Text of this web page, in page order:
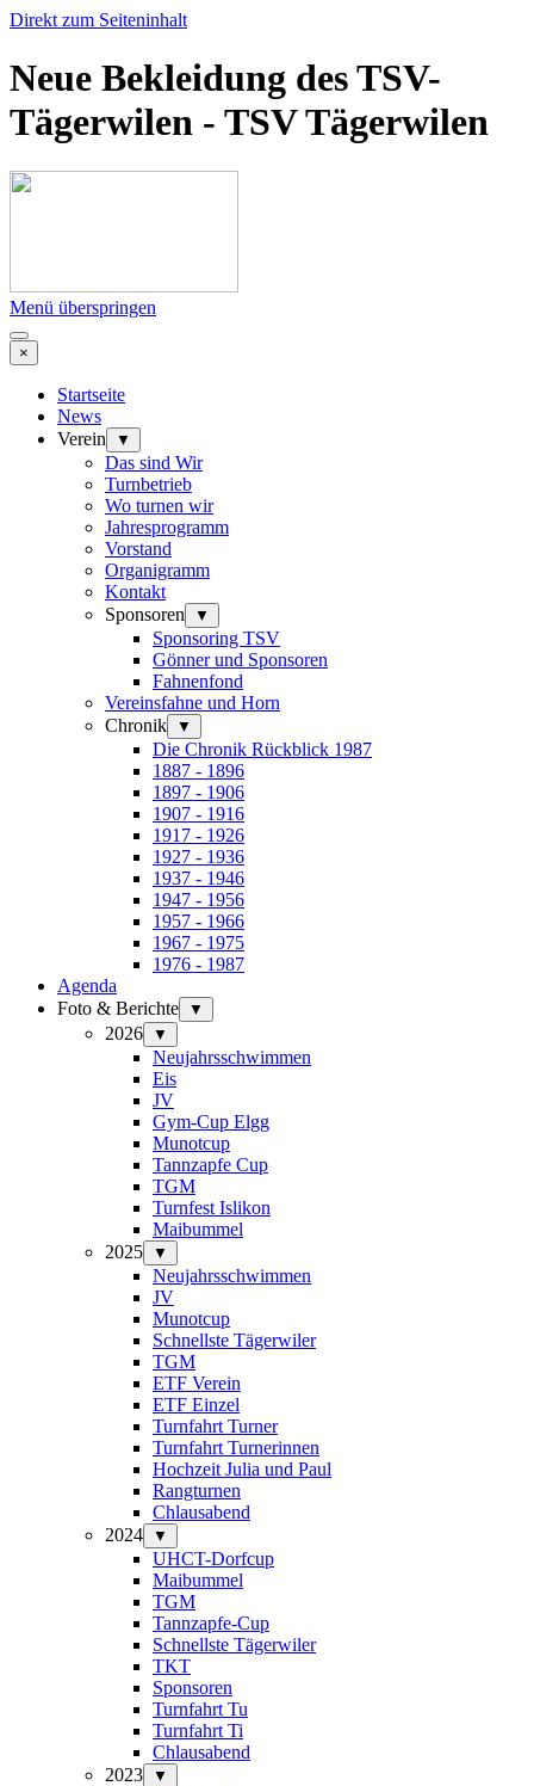
Direkt zum Seiteninhalt
Neue Bekleidung des TSV-
Tägerwilen - TSV Tägerwilen
Menü überspringen
×
Startseite
News
Verein
▼
Das sind Wir
Turnbetrieb
Wo turnen wir
Jahresprogramm
Vorstand
Organigramm
Kontakt
Sponsoren
▼
Sponsoring TSV
Gönner und Sponsoren
Fahnenfond
Vereinsfahne und Horn
Chronik
▼
Die Chronik Rückblick 1987
1887 - 1896
1897 - 1906
1907 - 1916
1917 - 1926
1927 - 1936
1937 - 1946
1947 - 1956
1957 - 1966
1967 - 1975
1976 - 1987
Agenda
Foto & Berichte
▼
2026 ▼
Neujahrsschwimmen
Eis
JV
Gym-Cup Elgg
Munotcup
Tannzapfe Cup
TGM
Turnfest Islikon
Maibummel
2025
▼
Neujahrsschwimmen
JV
Munotcup
Schnellste Tägerwiler
TGM
ETF Verein
ETF Einzel
Turnfahrt Turner
Turnfahrt Turnerinnen
Hochzeit Julia und Paul
Rangturnen
Chlausabend
2024
▼
UHCT-Dorfcup
Maibummel
TGM
Tannzapfe-Cup
Schnellste Tägerwiler
TKT
Sponsoren
Turnfahrt Tu
Turnfahrt Ti
Chlausabend
2023
▼